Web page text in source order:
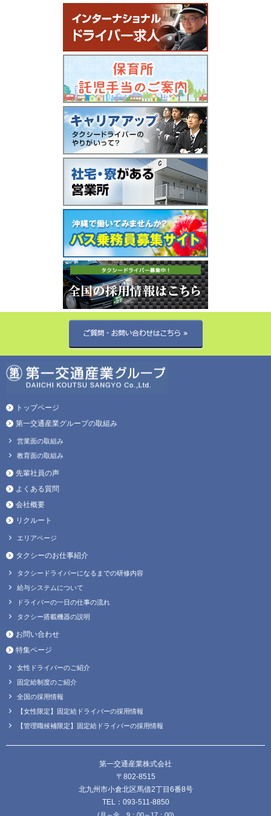
トップページ
第一交通産業グループの取組み
営業面の取組み
教育面の取組み
先輩社員の声
よくある質問
会社概要
リクルート
エリアページ
タクシーのお仕事紹介
タクシードライバーになるまでの研修内容
給与システムについて
ドライバーの一日の仕事の流れ
タクシー搭載機器の説明
お問い合わせ
特集ページ
女性ドライバーのご紹介
固定給制度のご紹介
全国の採用情報
【女性限定】固定給ドライバーの採用情報
【管理職候補限定】固定給ドライバーの採用情報
第一交通産業株式会社
〒802-8515
北九州市小倉北区馬借2丁目6番8号
TEL：093-511-8850